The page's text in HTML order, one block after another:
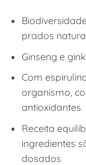
prados
Ginseng e
Com
organismo,
antioxidantes
Receita
ingredientes
dosados